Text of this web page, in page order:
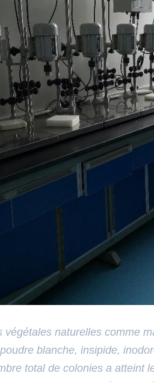
végétales naturelles comme
blanche, insipide,
total de colonies a atteint